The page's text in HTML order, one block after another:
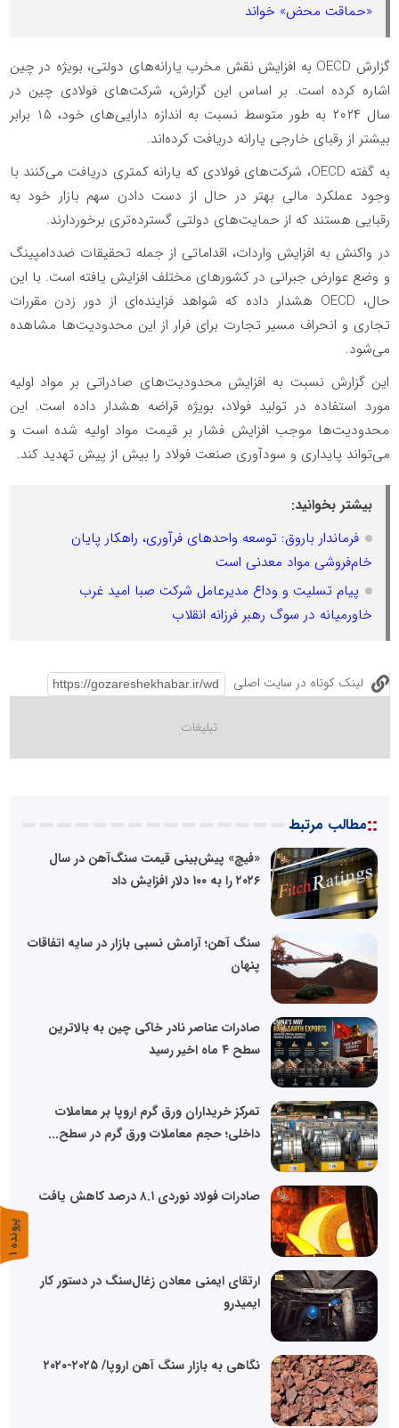
«حماقت محض» خواند
گزارش OECD به افزایش نقش مخرب یارانه‌های دولتی، بویژه در چین
اشاره کرده است. بر اساس این گزارش، شرکت‌های فولادی چین در
سال ۲۰۲۴ به طور متوسط نسبت به اندازه دارایی‌های خود، ۱۵ برابر
بیشتر از رقبای خارجی یارانه دریافت کرده‌اند.
به گفته OECD، شرکت‌های فولادی که یارانه کمتری دریافت می‌کنند با
وجود عملکرد مالی بهتر در حال از دست دادن سهم بازار خود به
رقبایی هستند که از حمایت‌های دولتی گسترده‌تری برخوردارند.
در واکنش به افزایش واردات، اقداماتی از جمله تحقیقات ضددامپینگ
و وضع عوارض جبرانی در کشورهای مختلف افزایش یافته است. با این
حال، OECD هشدار داده که شواهد فزاینده‌ای از دور زدن مقررات
تجاری و انحراف مسیر تجارت برای فرار از این محدودیت‌ها مشاهده
می‌شود.
این گزارش نسبت به افزایش محدودیت‌های صادراتی بر مواد اولیه
مورد استفاده در تولید فولاد، بویژه قراضه هشدار داده است. این
محدودیت‌ها موجب افزایش فشار بر قیمت مواد اولیه شده است و
می‌تواند پایداری و سودآوری صنعت فولاد را بیش از پیش تهدید کند.
بیشتر بخوانید:
فرماندار باروق: توسعه واحدهای فرآوری، راهکار پایان
خام‌فروشی مواد معدنی است
پیام تسلیت و وداع مدیرعامل شرکت صبا امید غرب
خاورمیانه در سوگ رهبر فرزانه انقلاب
لینک کوتاه در سایت اصلی
::مطالب مرتبط
«فیچ» پیش‌بینی قیمت سنگ‌آهن در سال
۲۰۲۶ را به ۱۰۰ دلار افزایش داد
سنگ آهن؛ آرامش نسبی بازار در سایه اتفاقات
پنهان
صادرات عناصر نادر خاکی چین به بالاترین
سطح ۴ ماه اخیر رسید
تمرکز خریداران ورق گرم اروپا بر معاملات
داخلی؛ حجم معاملات ورق گرم در سطح...
صادرات فولاد نوردی ۸.۱ درصد کاهش یافت
ارتقای ایمنی معادن زغال‌سنگ در دستور کار
ایمیدرو
نگاهی به بازار سنگ آهن اروپا/ ۲۰۲۵-۲۰۲۰
پ
ر
و
ن
د
ه
1